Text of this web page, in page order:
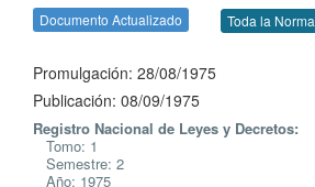
Documento Actualizado Toda la Norma
Promulgación: 28/08/1975
Publicación: 08/09/1975
Registro Nacional de Leyes y Decretos:
Tomo: 1
Semestre: 2
Año: 1975